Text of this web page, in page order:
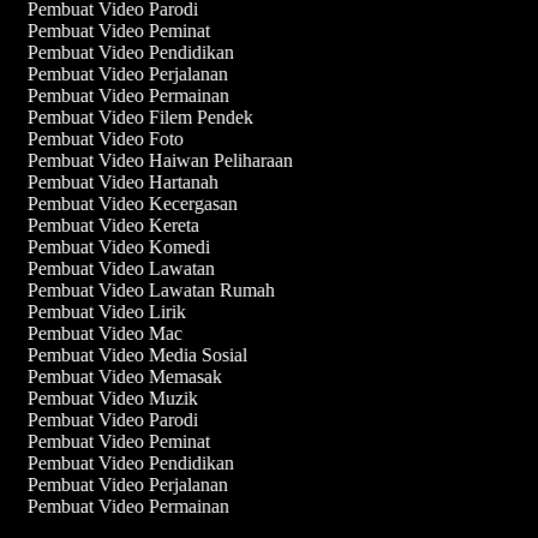
Pembuat Video Parodi
Pembuat Video Peminat
Pembuat Video Pendidikan
Pembuat Video Perjalanan
Pembuat Video Permainan
Pembuat Video Filem Pendek
Pembuat Video Foto
Pembuat Video Haiwan Peliharaan
Pembuat Video Hartanah
Pembuat Video Kecergasan
Pembuat Video Kereta
Pembuat Video Komedi
Pembuat Video Lawatan
Pembuat Video Lawatan Rumah
Pembuat Video Lirik
Pembuat Video Mac
Pembuat Video Media Sosial
Pembuat Video Memasak
Pembuat Video Muzik
Pembuat Video Parodi
Pembuat Video Peminat
Pembuat Video Pendidikan
Pembuat Video Perjalanan
Pembuat Video Permainan